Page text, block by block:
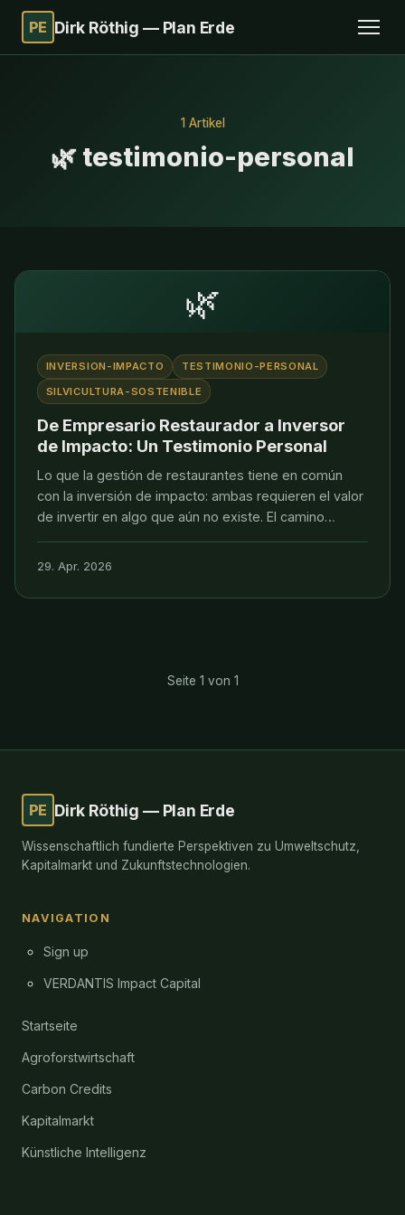
PE Dirk Röthig — Plan Erde
1 Artikel
🌿 testimonio-personal
🌿
INVERSION-IMPACTO
TESTIMONIO-PERSONAL
SILVICULTURA-SOSTENIBLE
De Empresario Restaurador a Inversor
de Impacto: Un Testimonio Personal
Lo que la gestión de restaurantes tiene en común
con la inversión de impacto: ambas requieren el valor
de invertir en algo que aún no existe. El camino
29. Apr. 2026
Seite 1 von 1
PE Dirk Röthig — Plan Erde
Wissenschaftlich fundierte Perspektiven zu Umweltschutz,
Kapitalmarkt und Zukunftstechnologien.
NAVIGATION
Sign up
VERDANTIS Impact Capital
Startseite
Agroforstwirtschaft
Carbon Credits
Kapitalmarkt
Künstliche Intelligenz